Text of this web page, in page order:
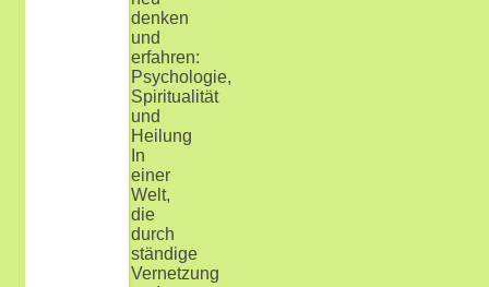
denken
und
erfahren:
Psychologie,
Spiritualität
und
Heilung
In
einer
Welt,
die
durch
ständige
Vernetzung